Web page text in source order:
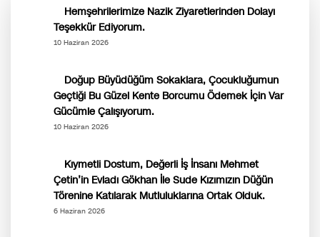
Hemşehrilerimize Nazik Ziyaretlerinden Dolayı
Teşekkür Ediyorum.
10 Haziran 2026
Doğup Büyüdüğüm Sokaklara, Çocukluğumun
Geçtiği Bu Güzel Kente Borcumu Ödemek İçin Var
Gücümle Çalışıyorum.
10 Haziran 2026
Kıymetli Dostum, Değerli İş İnsanı Mehmet
Çetin’in Evladı Gökhan İle Sude Kızımızın Düğün
Törenine Katılarak Mutluluklarına Ortak Olduk.
6 Haziran 2026